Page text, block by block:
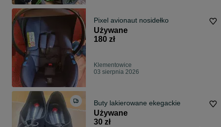
Pixel avionaut nosidełko
Używane
180 zł
Klementowice
03 sierpnia 2026
Buty lakierowane ekegackie
Używane
30 zł